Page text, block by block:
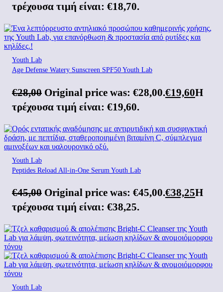
τρέχουσα τιμή είναι: €18,70.
Youth Lab
Age Defense Watery Sunscreen SPF50 Youth Lab
€28,00 Original price was: €28,00.€19,60Η
τρέχουσα τιμή είναι: €19,60.
Youth Lab
Peptides Reload All-in-One Serum Youth Lab
€45,00 Original price was: €45,00.€38,25Η
τρέχουσα τιμή είναι: €38,25.
Youth Lab